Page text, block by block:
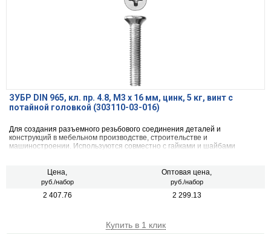
ЗУБР DIN 965, кл. пр. 4.8, M3 х 16 мм, цинк, 5 кг, винт с
потайной головкой (303110-03-016)
Для создания разъемного резьбового соединения деталей и
конструкций в мебельном производстве, строительстве и
машиностроении. Используются совместно с гайками и шайбами
Цена,
руб./набор
Оптовая цена,
руб./набор
2 407.76 2 299.13
Купить в 1 клик